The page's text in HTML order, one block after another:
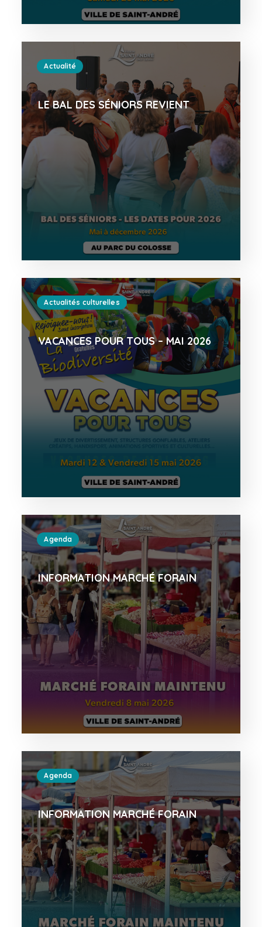
Actualité
LE BAL DES SÉNIORS REVIENT
Actualités culturelles
VACANCES POUR TOUS – MAI 2026
Agenda
INFORMATION MARCHÉ FORAIN
Agenda
INFORMATION MARCHÉ FORAIN